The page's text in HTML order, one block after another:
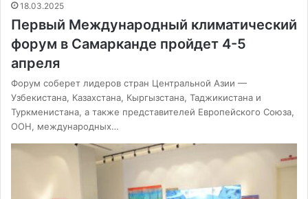
18.03.2025
Первый Международный климатический
форум в Самарканде пройдет 4-5
апреля
Форум соберет лидеров стран Центральной Азии —
Узбекистана, Казахстана, Кыргызстана, Таджикистана и
Туркменистана, а также представителей Европейского Союза,
ООН, международных…